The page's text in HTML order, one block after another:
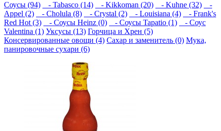
Соусы (94)
- Tabasco (14) - Kikkoman (20) - Kuhne (32)
-
Appel (2)
- Cholula (8) - Crystal (2) - Louisiana (4)
- Frank's
Red Hot (3)
- Соусы Heinz (0) - Соусы Tapatio (1)
- Соус
Valentina (1) Уксусы (13) Горчица и Хрен (5)
Консервированные овощи (4) Сахар и заменитель (0) Мука,
панировочные сухари (6)